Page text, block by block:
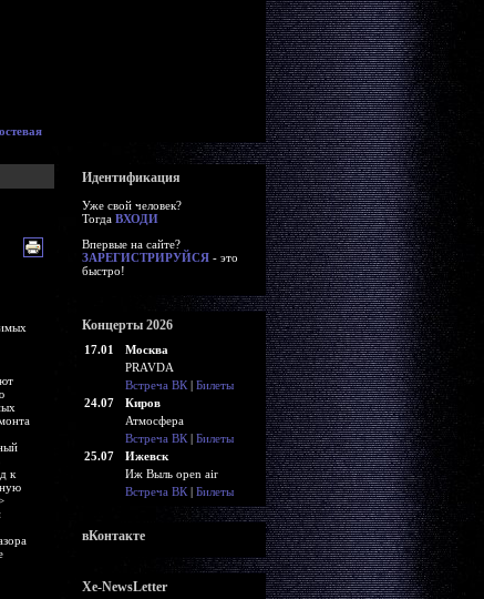
к
Идентификация
Уже свой человек?
Тогда ВХОДИ
Впервые на сайте?
ЗАРЕГИСТРИРУЙСЯ- это
быстро!
Концерты 2026
17.01
Москва
PRAVDA
Встреча ВК| Билеты
24.07
Киров
Атмосфера
Встреча ВК| Билеты
25.07
Ижевск
Иж Выль open air
Встреча ВК| Билеты
вКонтакте
Xe-NewsLetter